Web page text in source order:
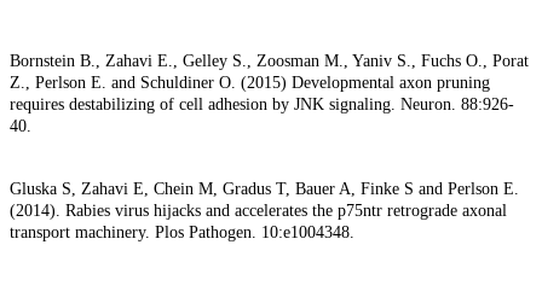
Bornstein B., Zahavi E., Gelley S., Zoosman M., Yaniv S., Fuchs O., Porat
Z., Perlson E. and Schuldiner O. (2015) Developmental axon pruning
requires destabilizing of cell adhesion by JNK signaling. Neuron. 88:926-
40.
Gluska S, Zahavi E, Chein M, Gradus T, Bauer A, Finke S and Perlson E.
(2014). Rabies virus hijacks and accelerates the p75ntr retrograde axonal
transport machinery. Plos Pathogen. 10:e1004348.